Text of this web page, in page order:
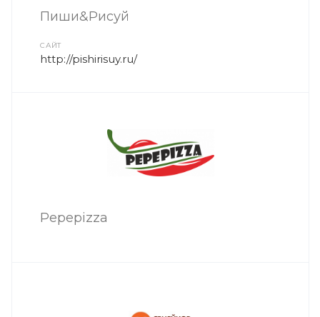
Пиши&Рисуй
САЙТ
http://pishirisuy.ru/
Pepepizza